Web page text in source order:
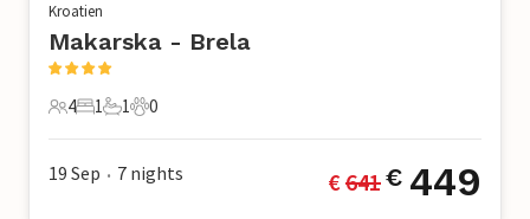
Kroatien
Makarska - Brela
4 Gäste
4
1 Schlafzimmer
1
1 Badezimmer
1
0 Haustiere
0
19 Sep • 7 nights € 641€ 449